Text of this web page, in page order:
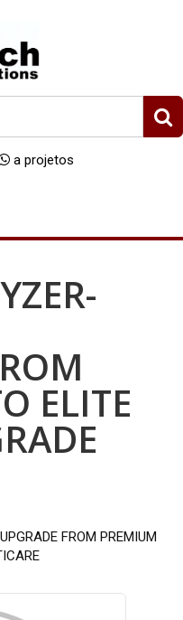
a projetos
ELITE
FROM PREMIUM